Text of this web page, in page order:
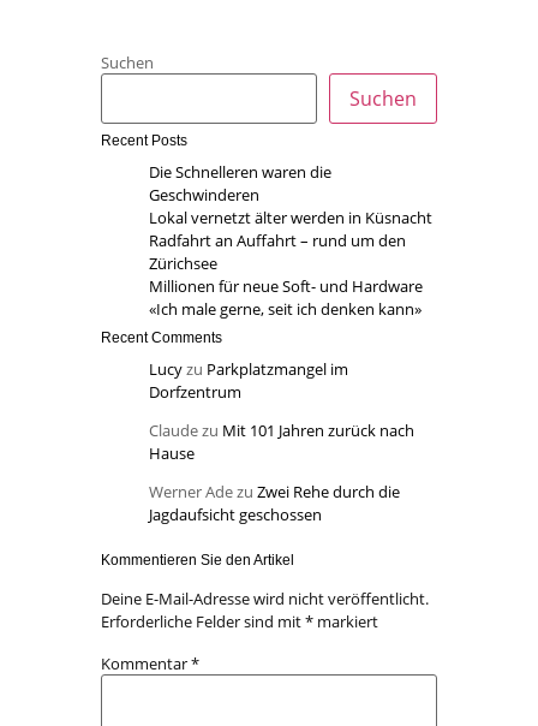
Suchen
Suchen
Recent Posts
Die Schnelleren waren die
Geschwinderen
Lokal vernetzt älter werden in Küsnacht
Radfahrt an Auffahrt – rund um den
Zürichsee
Millionen für neue Soft- und Hardware
«Ich male gerne, seit ich denken kann»
Recent Comments
Lucyzu Parkplatzmangel im
Dorfzentrum
Claudezu Mit 101 Jahren zurück nach
Hause
Werner Adezu Zwei Rehe durch die
Jagdaufsicht geschossen
Kommentieren Sie den Artikel
Deine E-Mail-Adresse wird nicht veröffentlicht.
Erforderliche Felder sind mit* markiert
Kommentar*